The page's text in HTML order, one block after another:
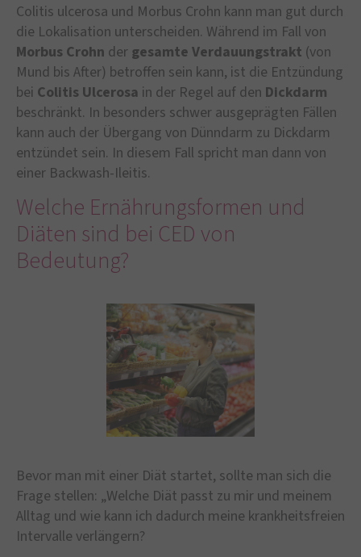
Colitis ulcerosa und Morbus Crohn kann man gut durch
die Lokalisation unterscheiden. Während im Fall von
Morbus Crohn der gesamte Verdauungstrakt (von
Mund bis After) betroffen sein kann, ist die Entzündung
bei Colitis Ulcerosa in der Regel auf den Dickdarm
beschränkt. In besonders schwer ausgeprägten Fällen
kann auch der Übergang von Dünndarm zu Dickdarm
entzündet sein. In diesem Fall spricht man dann von
einer Backwash-Ileitis.
Welche Ernährungsformen und
Diäten sind bei CED von
Bedeutung?
Bevor man mit einer Diät startet, sollte man sich die
Frage stellen: „Welche Diät passt zu mir und meinem
Alltag und wie kann ich dadurch meine krankheitsfreien
Intervalle verlängern?